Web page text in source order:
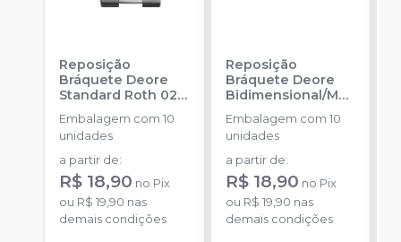
Reposição
Bráquete Deore
Standard Roth 022
INFINITY
ORTHODONTICS
Embalagem com 10
unidades
a partir de:
R$ 18,90 no Pix
ou R$ 19,90 nas
demais condições
Reposição
Bráquete Deore
Bidimensional/MB
T 018
ORTHODONTICS
Embalagem com 10
unidades
a partir de:
R$ 18,90 no Pix
ou R$ 19,90 nas
demais condições